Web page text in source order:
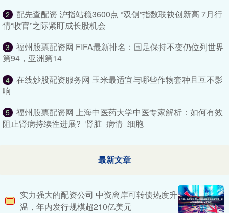
2
配先查配资 沪指站稳3600点 “双创”指数联袂创新高 7月行
情“收官”之际紧盯成长股机会
3
福州股票配资网 FIFA最新排名：国足保持不变仍位列世界
第94，亚洲第14
4
在线炒股配资服务网 玉米最适宜与哪些作物套种且互不影
响
5
福州股票配资网 上海中医药大学中医专家解析：如何有效
阻止肾病持续性进展?_肾脏_病情_细胞
最新文章
实力强大的配资公司 中资离岸可转债热度升
温，年内发行规模超210亿美元